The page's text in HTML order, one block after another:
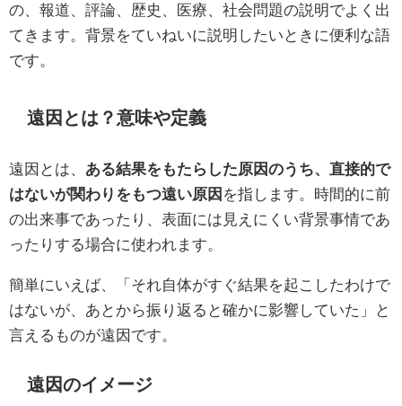
の、報道、評論、歴史、医療、社会問題の説明でよく出
てきます。背景をていねいに説明したいときに便利な語
です。
遠因とは？意味や定義
遠因とは、 ある結果をもたらした原因のうち、直接的で
はないが関わりをもつ遠い原因 を指します。時間的に前
の出来事であったり、表面には見えにくい背景事情であ
ったりする場合に使われます。
簡単にいえば、「それ自体がすぐ結果を起こしたわけで
はないが、あとから振り返ると確かに影響していた」と
言えるものが遠因です。
遠因のイメージ